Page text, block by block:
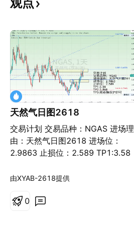
天然气日图2618
交易计划 交易品种：NGAS 进场理
由：天然气日图2618 进场位：
2.9863 止损位：2.589 TP1:3.58
由XYAB-2618提供
0